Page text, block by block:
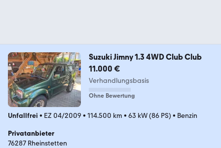
Suzuki Jimny 1.3 4WD Club Club
11.000 €
Verhandlungsbasis
Ohne Bewertung
Unfallfrei • EZ 04/2009 • 114.500 km • 63 kW (86 PS) • Benzin
Privatanbieter
76287 Rheinstetten